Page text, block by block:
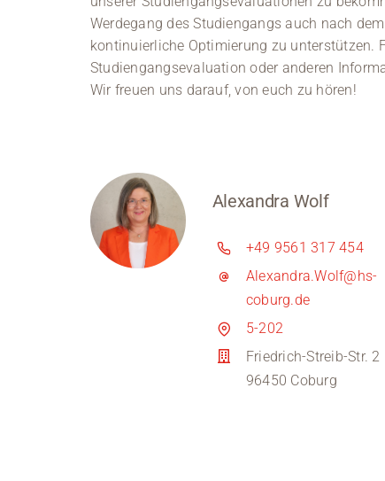
Werdegang des Studiengangs auch nach
kontinuierliche Optimierung zu unterstützen.
Studiengangsevaluation oder anderen
Wir freuen uns darauf, von euch zu hören!
Alexandra Wolf
+49 9561 317 454
Alexandra.Wolf@hs-
coburg.de
5-202
Friedrich-Streib-Str. 2
96450 Coburg